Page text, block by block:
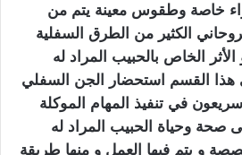
خاصة وطقوس معينة يتم من
الكثير من الطرق السفلية
الخاص بالحبيب المراد له
هذا القسم استحضار الجن السفلي
في تنفيذ المهام الموكلة
وحياة الحبيب المراد له
و يتم فيها العمل و منها طريقة